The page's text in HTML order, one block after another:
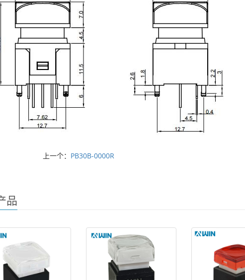
上一个： PB30B-0000R
品